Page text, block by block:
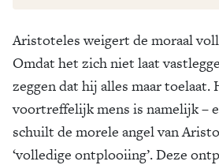
Aristoteles weigert de moraal
Omdat het zich niet laat
zeggen dat hij alles maar toelaat.
voortreffelijk mens is namelijk –
schuilt de morele angel van
‘volledige ontplooiing’. Deze